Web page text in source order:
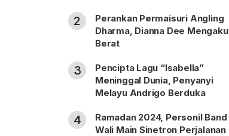
2
Perankan Permaisuri Angling
Dharma, Dianna Dee Mengaku
Berat
3
Pencipta Lagu “Isabella”
Meninggal Dunia, Penyanyi
Melayu Andrigo Berduka
4
Ramadan 2024, Personil Band
Wali Main Sinetron Perjalanan